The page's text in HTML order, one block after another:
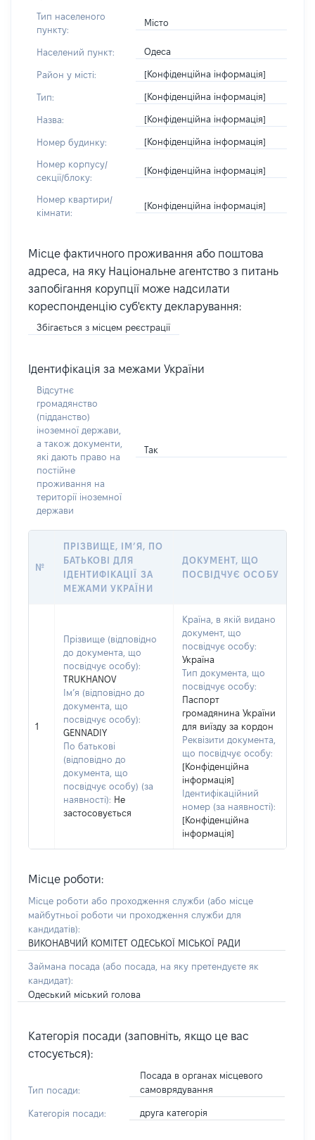
Тип населеного
пункту:
Місто
Населений пункт: Одеса
Район у місті: [Конфіденційна інформація]
Тип: [Конфіденційна інформація]
Назва: [Конфіденційна інформація]
Номер будинку: [Конфіденційна інформація]
Номер корпусу/
секції/блоку:
[Конфіденційна інформація]
Номер квартири/
кімнати:
[Конфіденційна інформація]
Місце фактичного проживання або поштова
адреса, на яку Національне агентство з питань
запобігання корупції може надсилати
кореспонденцію суб'єкту декларування:
Збігається з місцем реєстрації
Ідентифікація за межами України
Відсутнє
громадянство
(підданство)
іноземної держави,
а також документи,
які дають право на
постійне
проживання на
території іноземної
держави
Так
№
ПРІЗВИЩЕ, ІМ’Я, ПО
БАТЬКОВІ ДЛЯ
ІДЕНТИФІКАЦІЇ ЗА
МЕЖАМИ УКРАЇНИ
ДОКУМЕНТ, ЩО
ПОСВІДЧУЄ ОСОБУ
1
Прізвище (відповідно
до документа, що
посвідчує особу):
TRUKHANOV
Ім’я (відповідно до
документа, що
посвідчує особу):
GENNADIY
По батькові
(відповідно до
документа, що
посвідчує особу) (за
наявності): Не
застосовується
Країна, в якій видано
документ, що
посвідчує особу:
Україна
Тип документа, що
посвідчує особу:
Паспорт
громадянина України
для виїзду за кордон
Реквізити документа,
що посвідчує особу:
[Конфіденційна
інформація]
Ідентифікаційний
номер (за наявності):
[Конфіденційна
інформація]
Місце роботи:
Місце роботи або проходження служби (або місце
майбутньої роботи чи проходження служби для
кандидатів):
ВИКОНАВЧИЙ КОМІТЕТ ОДЕСЬКОЇ МІСЬКОЇ РАДИ
Займана посада (або посада, на яку претендуєте як
кандидат):
Одеський міський голова
Категорія посади (заповніть, якщо це вас
стосується):
Тип посади:
Посада в органах місцевого
самоврядування
Категорія посади: друга категорія